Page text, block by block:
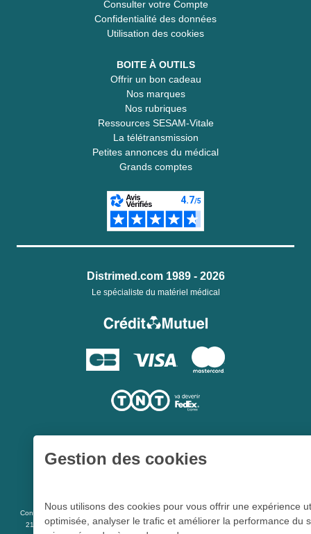
Consulter votre Compte
Confidentialité des données
Utilisation des cookies
BOITE À OUTILS
Offrir un bon cadeau
Nos marques
Nos rubriques
Ressources SESAM-Vitale
La télétransmission
Petites annonces du médical
Grands comptes
Distrimed.com 1989 - 2026
Le spécialiste du matériel médical
Conformément aux articles L 5213-3 du code de la santé publique et à l’arrêté du
21 décembre 2012 fixant la liste des dispositifs médicaux qui peuvent faire l’objet
Gestion des cookies
Nous utilisons des cookies pour vous offrir une expérience
optimisée, analyser le trafic et améliorer la performance du